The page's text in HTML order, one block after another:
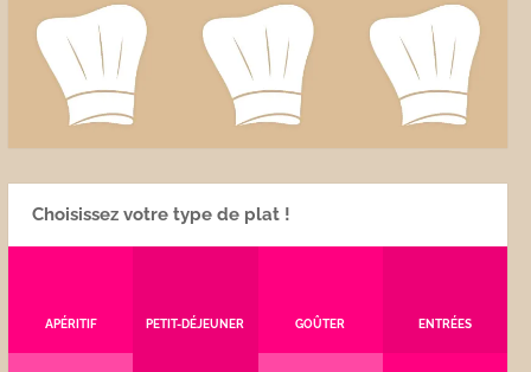
Choisissez votre type de plat !
APÉRITIF PETIT-DÉJEUNER GOÛTER ENTRÉES